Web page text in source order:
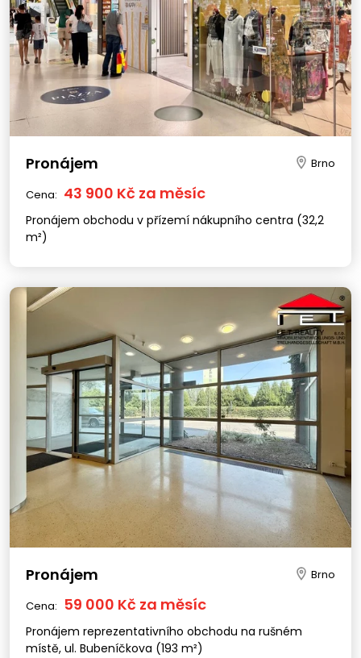
Pronájem Brno
Cena: 43 900 Kč za měsíc
Pronájem obchodu v přízemí nákupního centra (32,2
m²)
Pronájem Brno
Cena: 59 000 Kč za měsíc
Pronájem reprezentativního obchodu na rušném
místě, ul. Bubeníčkova (193 m²)